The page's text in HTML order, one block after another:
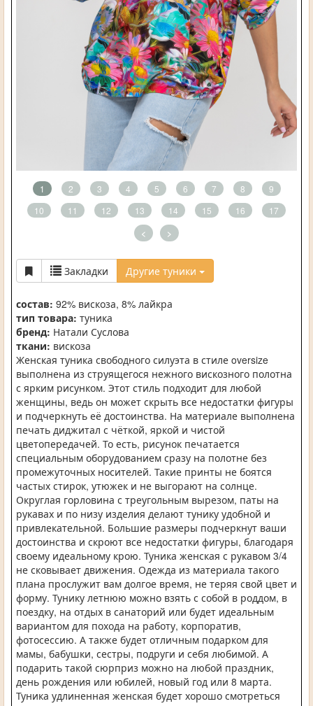
1 2 3 4 5 6 7 8
9
10
11 12 13 14 15 16 17
< >
Закладки Другие туники
состав: 92% вискоза, 8% лайкра
тип товара: туника
бренд: Натали Суслова
ткани: вискоза
Женская туника свободного силуэта в стиле oversize
выполнена из струящегося нежного вискозного полотна
с ярким рисунком. Этот стиль подходит для любой
женщины, ведь он может скрыть все недостатки фигуры
и подчеркнуть её достоинства. На материале выполнена
печать диджитал с чёткой, яркой и чистой
цветопередачей. То есть, рисунок печатается
специальным оборудованием сразу на полотне без
промежуточных носителей. Такие принты не боятся
частых стирок, утюжек и не выгорают на солнце.
Округлая горловина с треугольным вырезом, паты на
рукавах и по низу изделия делают тунику удобной и
привлекательной. Большие размеры подчеркнут ваши
достоинства и скроют все недостатки фигуры, благодаря
своему идеальному крою. Туника женская с рукавом 3/4
не сковывает движения. Одежда из материала такого
плана прослужит вам долгое время, не теряя свой цвет и
форму. Тунику летнюю можно взять с собой в роддом, в
поездку, на отдых в санаторий или будет идеальным
вариантом для похода на работу, корпоратив,
фотосессию. А также будет отличным подарком для
мамы, бабушки, сестры, подруги и себя любимой. А
подарить такой сюрприз можно на любой праздник,
день рождения или юбилей, новый год или 8 марта.
Туника удлиненная женская будет хорошо смотреться